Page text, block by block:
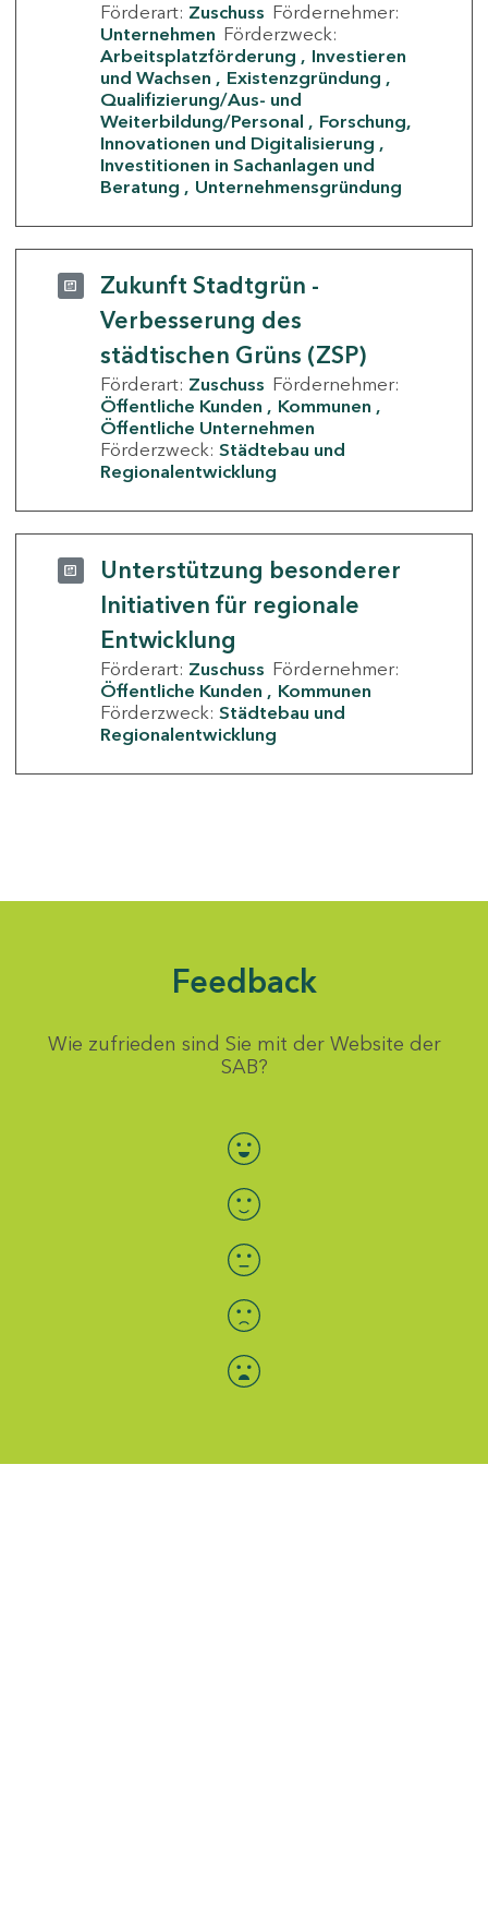
Förderart: Zuschuss Fördernehmer:
Unternehmen Förderzweck:
Arbeitsplatzförderung
Investieren
und Wachsen
Existenzgründung
Qualifizierung/Aus- und
Weiterbildung/Personal
Forschung,
Innovationen und Digitalisierung
Investitionen in Sachanlagen und
Beratung
Unternehmensgründung
Zukunft Stadtgrün -
Verbesserung des
städtischen Grüns (ZSP)
Förderart: Zuschuss Fördernehmer:
Öffentliche Kunden
Kommunen
Öffentliche Unternehmen
Förderzweck: Städtebau und
Regionalentwicklung
Unterstützung besonderer
Initiativen für regionale
Entwicklung
Förderart: Zuschuss Fördernehmer:
Öffentliche Kunden
Kommunen
Förderzweck: Städtebau und
Regionalentwicklung
Feedback
Wie zufrieden sind Sie mit der Website der
SAB?
Bewertung auswählen